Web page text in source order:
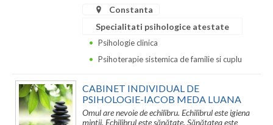
Salaj
Satu-Mare
Constanta
Specialitati psihologice atestate
Psihologie clinica
Psihoterapie sistemica de familie si cuplu
CABINET INDIVIDUAL DE
PSIHOLOGIE-IACOB MEDA LUANA
Omul are nevoie de echilibru. Echilibrul este igiena
mintii. Echilibrul este sănătate. Sănătatea este